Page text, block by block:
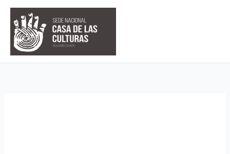
contenido